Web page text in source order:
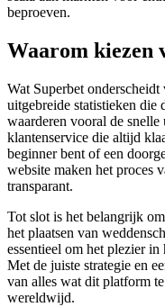
beproeven.
Waarom kiezen
Wat Superbet
uitgebreide statistieken
waarderen vooral de
klantenservice die altijd
beginner bent of een
website maken het proces
transparant.
Tot slot is het belangrijk
het plaatsen van
essentieel om het plezier
Met de juiste strategie en
van alles wat dit platform
wereldwijd.